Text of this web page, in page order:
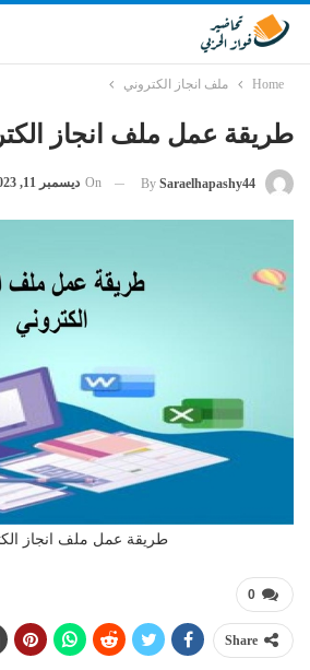
Home ملف انجاز الكتروني
طريقة عمل ملف انجاز
By Saraelhapashy44
On ديسمبر 11, 2023
طريقة عمل ملف انجاز
0
Share